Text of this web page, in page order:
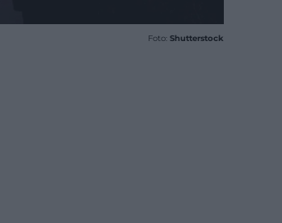
Foto: Shutterstock